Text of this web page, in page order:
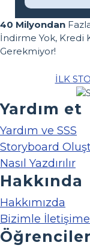
40 Milyondan
İndirme Yok, Kredi
Gerekmiyor!
İLK
Yardım et
Yardım ve SSS
Storyboard
Nasıl Yazdırılır
Hakkında
Hakkımızda
Bizimle